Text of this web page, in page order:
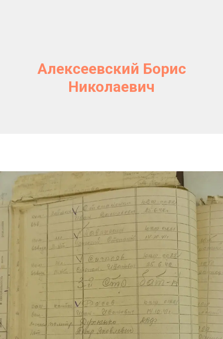
Алексеевский Борис
Николаевич